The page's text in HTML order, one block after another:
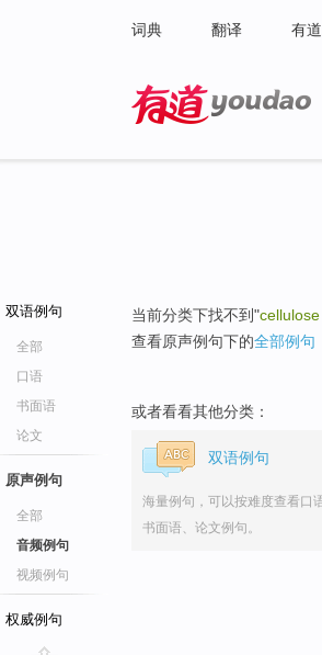
词典 翻译 有
双语例句
全部
口语
书面语
论文
原声例句
全部
音频例句
视频例句
权威例句
当前分类下找不到"
查看原声例句下的全部例句
或者看看其他分类：
双语例句
海量例句，可以按难度查看口语
书面语、论文例句。